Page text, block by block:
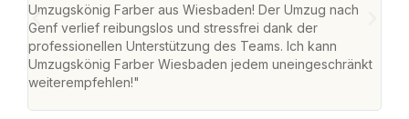
Umzugskönig Farber aus Wiesbaden! Der Umzug nach
Genf verlief reibungslos und stressfrei dank der
professionellen Unterstützung des Teams. Ich kann
Umzugskönig Farber Wiesbaden jedem uneingeschränkt
weiterempfehlen!"